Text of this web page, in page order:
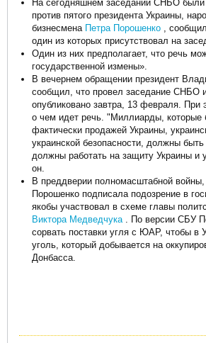
На сегодняшнем заседании СНБО были
против пятого президента Украины,
бизнесмена Петра Порошенко ,
один из которых присутствовал на
Один из них предполагает, что речь
государственной измены».
В вечернем обращении президент
сообщил, что провел заседание СНБО
опубликовано завтра, 13 февраля. При
о чем идет речь. "Миллиарды, которые
фактически продажей Украины,
украинской безопасности, должны
должны работать на защиту Украины и
он.
В преддверии полномасштабной войны,
Порошенко подписала подозрение в
якобы участвовал в схеме главы
Виктора Медведчука. По версии СБУ
сорвать поставки угля с ЮАР, чтобы в
уголь, который добывается на
Донбасса.